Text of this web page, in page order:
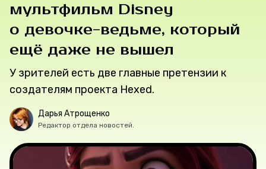
Новости
Тесты
Секспросвет
мультфильм Disney
о девочке-ведьме, который
ещё даже не вышел
У зрителей есть две главные претензии к
создателям проекта Hexed.
Дарья Атрощенко
Редактор отдела новостей.